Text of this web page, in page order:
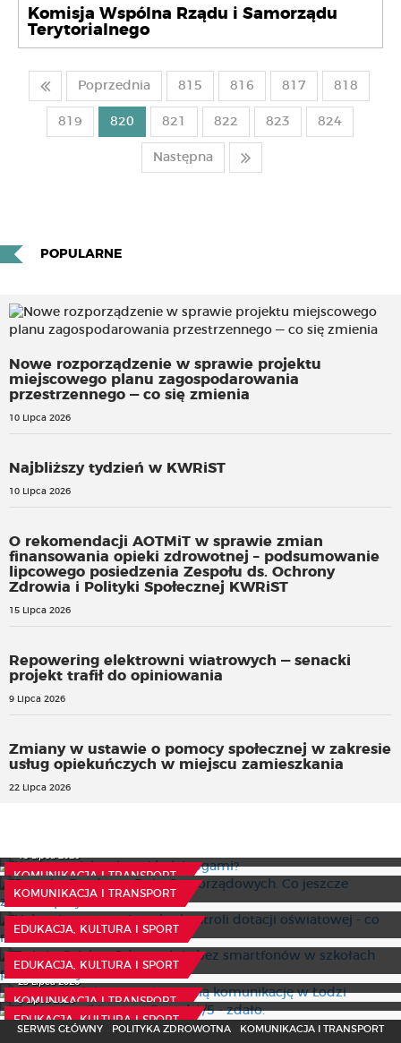
Komisja Wspólna Rządu i Samorządu
Terytorialnego
Poprzednia 815 816 817 818
819 820 821 822 823 824
Następna
POPULARNE
Nowe rozporządzenie w sprawie projektu
miejscowego planu zagospodarowania
przestrzennego — co się zmienia
10 Lipca 2026
Najbliższy tydzień w KWRiST
10 Lipca 2026
O rekomendacji AOTMiT w sprawie zmian
finansowania opieki zdrowotnej – podsumowanie
lipcowego posiedzenia Zespołu ds. Ochrony
Zdrowia i Polityki Społecznej KWRiST
15 Lipca 2026
Repowering elektrowni wiatrowych — senacki
projekt trafił do opiniowania
9 Lipca 2026
Zmiany w ustawie o pomocy społecznej w zakresie
usług opiekuńczych w miejscu zamieszkania
22 Lipca 2026
KOMUNIKACJA I TRANSPORT
15 Lipca 2026
KOMUNIKACJA I TRANSPORT
24 Lipca 2026
EDUKACJA, KULTURA I SPORT
Uchwała w sprawie trybu kontroli dotacji oświatowej - co
23 Lipca 2026
EDUKACJA, KULTURA I SPORT
To już oficjalne. Od września bez smartfonów w szkołach
30 Lipca 2026
KOMUNIKACJA I TRANSPORT
Nowe wiadukty i tunel zmienią komunikację w Łodzi
23 Lipca 2026
EDUKACJA, KULTURA I SPORT
Znamy wyniki matur. Ponad 4/5 - zdało.
9 Lipca 2026
SERWIS GŁÓWNY POLITYKA ZDROWOTNA
KOMUNIKACJA I TRANSPORT